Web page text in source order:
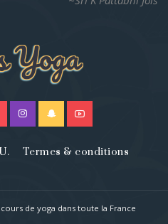
Termes & conditions
de yoga dans toute la France